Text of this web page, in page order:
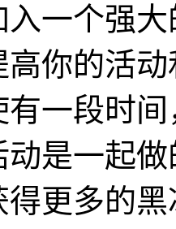
入一个强
高你的活
有一段时
动是一起
得更多的黑